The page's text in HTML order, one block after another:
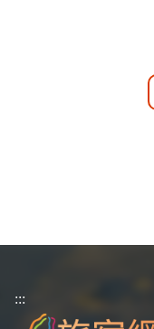
:::